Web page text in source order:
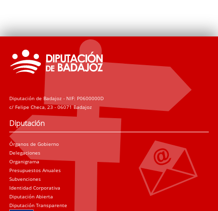
Diputación de Badajoz - NIF: P0600000D
c/ Felipe Checa, 23 - 06071 Badajoz
Diputación
Órganos de Gobierno
Delegaciones
Organigrama
Presupuestos Anuales
Subvenciones
Identidad Corporativa
Diputación Abierta
Diputación Transparente